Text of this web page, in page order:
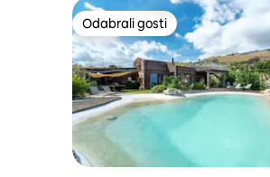
Odabrali gosti
Odabrali gosti